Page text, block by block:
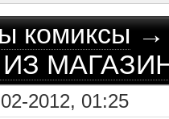
комиксы
2012, 01:25